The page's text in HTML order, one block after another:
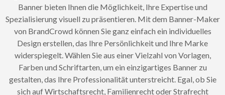
Banner bieten Ihnen die Möglichkeit, Ihre Expertise und
Spezialisierung visuell zu präsentieren. Mit dem Banner-Maker
von BrandCrowd können Sie ganz einfach ein individuelles
Design erstellen, das Ihre Persönlichkeit und Ihre Marke
widerspiegelt. Wählen Sie aus einer Vielzahl von Vorlagen,
Farben und Schriftarten, um ein einzigartiges Banner zu
gestalten, das Ihre Professionalität unterstreicht. Egal, ob Sie
sich auf Wirtschaftsrecht, Familienrecht oder Strafrecht